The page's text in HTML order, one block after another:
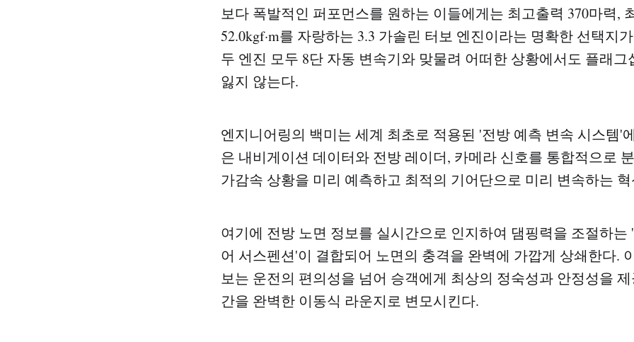
보다 폭발적인 퍼포먼스를 원하는 이들에게는 최고출력 370마력,
52.0kgf·m를 자랑하는 3.3 가솔린 터보 엔진이라는 명확한 선택지
두 엔진 모두 8단 자동 변속기와 맞물려 어떠한 상황에서도 플래그
잃지 않는다.
엔지니어링의 백미는 세계 최초로 적용된 '전방 예측 변속 시스템'
은 내비게이션 데이터와 전방 레이더, 카메라 신호를 통합적으로
가감속 상황을 미리 예측하고 최적의 기어단으로 미리 변속하는
여기에 전방 노면 정보를 실시간으로 인지하여 댐핑력을 조절하는
어 서스펜션'이 결합되어 노면의 충격을 완벽에 가깝게 상쇄한다.
보는 운전의 편의성을 넘어 승객에게 최상의 정숙성과 안정성을
간을 완벽한 이동식 라운지로 변모시킨다.